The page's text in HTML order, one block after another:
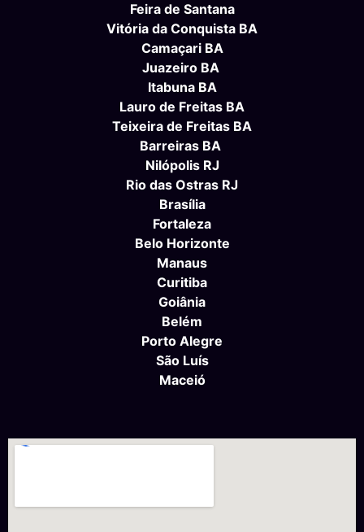
Feira de Santana
Vitória da Conquista BA
Camaçari BA
Juazeiro BA
Itabuna BA
Lauro de Freitas BA
Teixeira de Freitas BA
Barreiras BA
Nilópolis RJ
Rio das Ostras RJ
Brasília
Fortaleza
Belo Horizonte
Manaus
Curitiba
Goiânia
Belém
Porto Alegre
São Luís
Maceió